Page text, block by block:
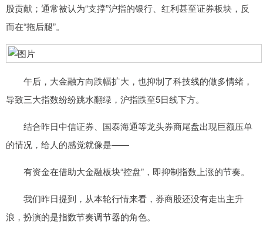
股贡献；通常被认为“支撑”沪指的银行、红利甚至证券板块，反
而在“拖后腿”。
午后，大金融方向跌幅扩大，也抑制了科技线的做多情绪，
导致三大指数纷纷跳水翻绿，沪指跌至5日线下方。
结合昨日中信证券、国泰海通等龙头券商尾盘出现巨额压单
的情况，给人的感觉就像是——
有资金在借助大金融板块“控盘”，即抑制指数上涨的节奏。
我们昨日提到，从本轮行情来看，券商股还没有走出主升
浪，扮演的是指数节奏调节器的角色。